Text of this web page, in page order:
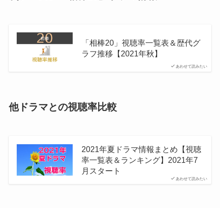
あわせて読みたい
「相棒20」視聴率一覧表＆歴代グ
ラフ推移【2021年秋】
他ドラマとの視聴率比較
あわせて読みたい
2021年夏ドラマ情報まとめ【視聴
率一覧表＆ランキング】2021年7
月スタート